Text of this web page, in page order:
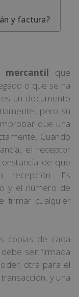
y factura?
mercantil que
o que se ha
un documento
pero su
que una
Cuando
el receptor
de que
recepción. Es
y el número de
firmar cualquier
copias de cada
ser firmada
otra para el
y una